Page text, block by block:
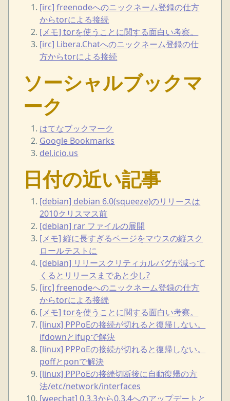
[irc] freenodeへのニックネーム登録の仕方
からtorによる接続
[メモ] torを使うことに関する面白い考察。
[irc] Libera.Chatへのニックネーム登録の仕
方からtorによる接続
ソーシャルブックマ
ーク
はてなブックマーク
Google Bookmarks
del.icio.us
日付の近い記事
[debian] debian 6.0(squeeze)のリリースは
2010クリスマス前
[debian] rar ファイルの展開
[メモ] 縦に長すぎるページをマウスの縦スク
ロールテストに
[debian] リリースクリティカルバグが減って
くるとリリースまであと少し?
[irc] freenodeへのニックネーム登録の仕方
からtorによる接続
[メモ] torを使うことに関する面白い考察。
[linux] PPPoEの接続が切れると復帰しない。
ifdownとifupで解決
[linux] PPPoEの接続が切れると復帰しない。
poffとponで解決
[linux] PPPoEの接続切断後に自動復帰の方
法/etc/network/interfaces
[weechat] 0.3.3から0.3.4へのアップデートと